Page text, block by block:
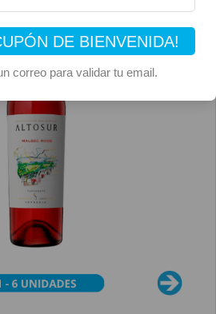
DE BIENVENIDA!
correo para validar tu email.